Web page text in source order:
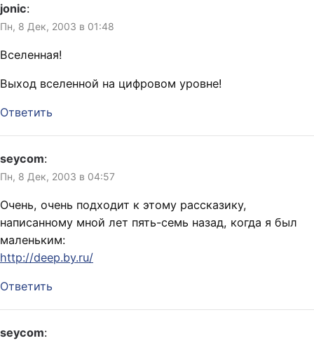
jonic:
Пн, 8 Дек, 2003 в 01:48
Вселенная!
Выход вселенной на цифровом уровне!
Ответить
seycom:
Пн, 8 Дек, 2003 в 04:57
Очень, очень подходит к этому рассказику,
написанному мной лет пять-семь назад, когда я был
маленьким:
http://deep.by.ru/
Ответить
seycom: